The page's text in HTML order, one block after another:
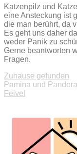
Katzenpilz und
eine Ansteckung ist
die man berührt, da
Es geht uns daher
weder Panik zu
Gerne beantworten
Fragen.
Zuhause gefunden
Pamina und Pandora
Feivel